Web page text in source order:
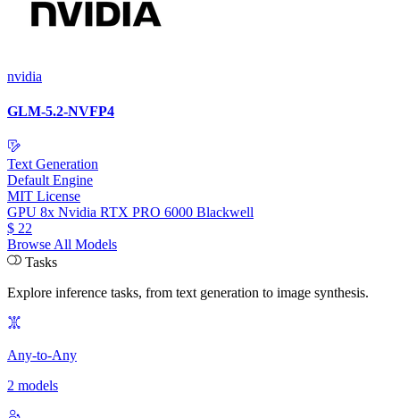
nvidia
GLM-5.2-NVFP4
Text Generation
Default Engine
MIT License
GPU 8x Nvidia RTX PRO 6000 Blackwell
$ 22
Browse All Models
Tasks
Explore inference tasks, from text generation to image synthesis.
Any-to-Any
2 models